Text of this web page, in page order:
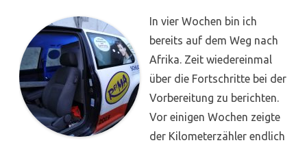
In vier Wochen bin ich
bereits auf dem Weg nach
Afrika. Zeit wiedereinmal
über die Fortschritte bei der
Vorbereitung zu berichten.
Vor einigen Wochen zeigte
der Kilometerzähler endlich